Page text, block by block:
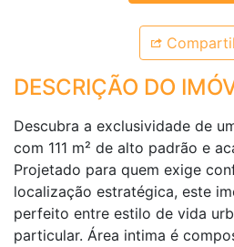
DESCRIÇÃO DO
Descubra a exclusividade de
com 111 m² de alto padrão e
Projetado para quem exige
localização estratégica, este
perfeito entre estilo de vida
particular. Área intima é